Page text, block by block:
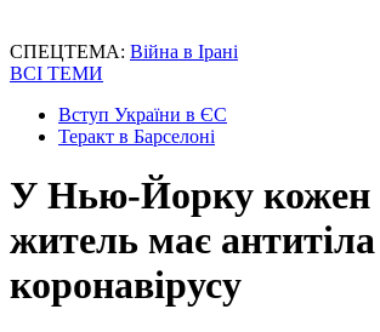
СПЕЦТЕМА: Війна в Ірані
ВСІ ТЕМИ
Вступ України в ЄС
Теракт в Барселоні
У Нью-Йорку кожен
житель має
коронавірусу